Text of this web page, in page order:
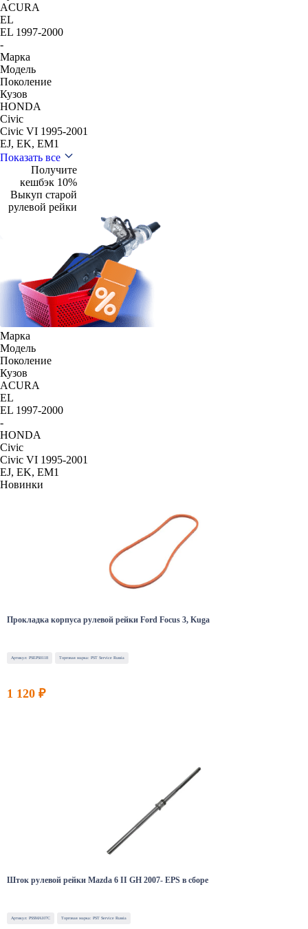
ACURA
EL
EL 1997-2000
-
Марка
Модель
Поколение
Кузов
HONDA
Civic
Civic VI 1995-2001
EJ, EK, EM1
Показать все
Получите
кешбэк 10%
Выкуп старой
рулевой рейки
Марка
Модель
Поколение
Кузов
ACURA
EL
EL 1997-2000
-
HONDA
Civic
Civic VI 1995-2001
EJ, EK, EM1
Новинки
Прокладка корпуса рулевой рейки Ford Focus 3, Kuga
Артикул: PSEPS0118 Торговая марка: PST Service Russia
1 120 ₽
Шток рулевой рейки Mazda 6 II GH 2007- EPS в сборе
Артикул: PSSMA107C Торговая марка: PST Service Russia